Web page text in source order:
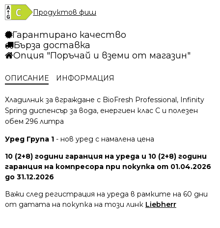
Liebherr
IRBci
5180
BioFresh
Продуктов фиш
Гарантирано качество
Бърза доставка
Опция "Поръчай и вземи от магазин"
ОПИСАНИЕ ИНФОРМАЦИЯ
Хладилник за вграждане с BioFresh Professional, Infinity
Spring диспенсър за вода, енергиен клас C и полезен
обем 296 литра
Уред Група 1 - нов уред с намалена цена
10 (2+8) години гаранция на уреда и 10 (2+8) години
гаранция на компресора при покупка от 01.04.2026
до 31.12.2026
Важи след регистрация на уреда в рамките на 60 дни
от датата на покупка на този линк Liebherr